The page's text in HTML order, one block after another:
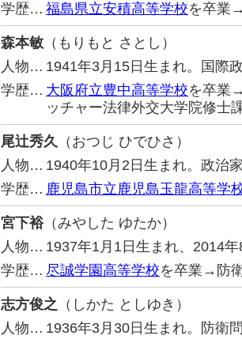
学歴… 福島県立安積高等学校を卒業
森本敏 （もりもと さとし）
人物… 1941年3月15日生まれ。国際
学歴… 大阪府立豊中高等学校を卒業
ッチャー法律外交大学院修士
尾辻秀久 （おつじ ひでひさ）
人物… 1940年10月2日生まれ。政治
学歴… 鹿児島市立鹿児島玉龍高等学
宮下裕（みやした ゆたか）
人物… 1937年1月1日生まれ、2014
学歴… 尽誠学園高等学校を卒業→防
志方俊之 （しかた としゆき）
人物… 1936年3月30日生まれ。防衛